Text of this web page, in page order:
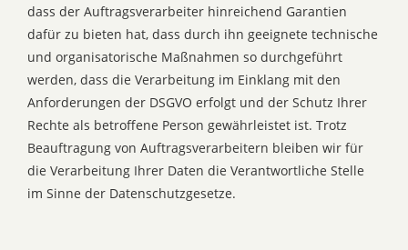
dass der Auftragsverarbeiter hinreichend Garantien
dafür zu bieten hat, dass durch ihn geeignete technische
und organisatorische Maßnahmen so durchgeführt
werden, dass die Verarbeitung im Einklang mit den
Anforderungen der DSGVO erfolgt und der Schutz Ihrer
Rechte als betroffene Person gewährleistet ist. Trotz
Beauftragung von Auftragsverarbeitern bleiben wir für
die Verarbeitung Ihrer Daten die Verantwortliche Stelle
im Sinne der Datenschutzgesetze.